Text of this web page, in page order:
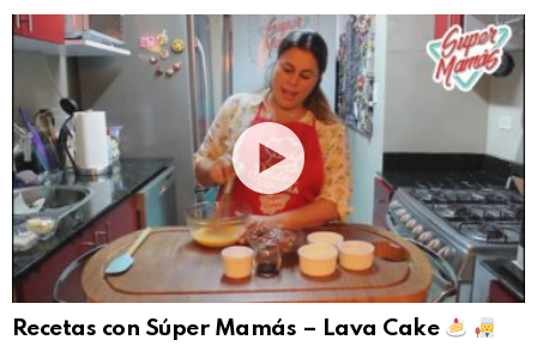
Recetas con Súper Mamás – Lava Cake